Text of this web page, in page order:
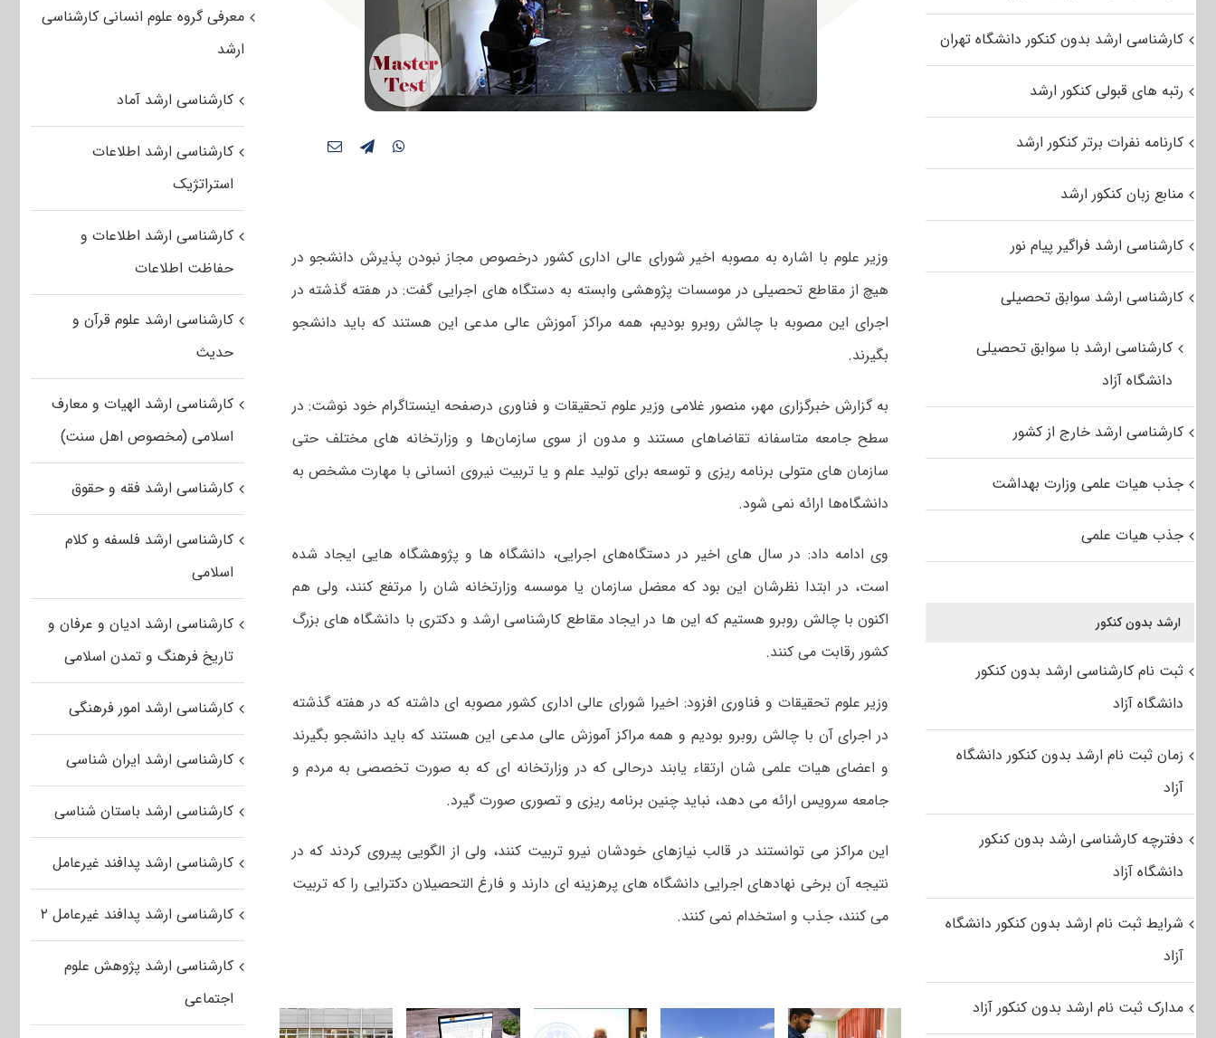
وزیر علوم با اشاره به مصوبه اخیر شورای عالی اداری کشور درخصوص مجاز نبودن پذیرش دانشجو در
هیچ از مقاطع تحصیلی در موسسات پژوهشی وابسته به دستگاه‌ های اجرایی گفت: در هفته گذشته در
اجرای این مصوبه با چالش روبرو بودیم، همه مراکز آموزش عالی مدعی این هستند که باید دانشجو
بگیرند.
به گزارش خبرگزاری مهر، منصور غلامی وزیر علوم تحقیقات و فناوری درصفحه اینستاگرام خود نوشت: در
سطح جامعه متاسفانه تقاضاهای مستند و مدون از سوی سازمان‌ها و وزارتخانه های مختلف حتی
سازمان های متولی برنامه ریزی و توسعه برای تولید علم و یا تربیت نیروی انسانی با مهارت مشخص به
دانشگاه‌ها ارائه نمی شود.
وی ادامه داد: در سال های اخیر در دستگاه‌های اجرایی، دانشگاه ها و پژوهشگاه هایی ایجاد شده
است، در ابتدا نظرشان این بود که معضل سازمان یا موسسه وزارتخانه شان را مرتفع کنند، ولی هم
اکنون با چالش روبرو هستیم که این ها در ایجاد مقاطع کارشناسی ارشد و دکتری با دانشگاه های بزرگ
کشور رقابت می کنند.
وزیر علوم تحقیقات و فناوری افزود: اخیرا شورای عالی اداری کشور مصوبه ای داشته که در هفته گذشته
در اجرای آن با چالش روبرو بودیم و همه مراکز آموزش عالی مدعی این هستند که باید دانشجو بگیرند
و اعضای هیات علمی شان ارتقاء یابند درحالی که در وزارتخانه ای که به صورت تخصصی به مردم و
جامعه سرویس ارائه می دهد، نباید چنین برنامه ریزی و تصوری صورت گیرد.
این مراکز می توانستند در قالب نیازهای خودشان نیرو تربیت کنند، ولی از الگویی پیروی کردند که در
نتیجه آن برخی نهادهای اجرایی دانشگاه های پرهزینه ای دارند و فارغ التحصیلان دکترایی را که تربیت
می کنند، جذب و استخدام نمی کنند.
معرفی گروه علوم انسانی کارشناسی
ارشد
کارشناسی ارشد آماد
کارشناسی ارشد اطلاعات
استراتژیک
کارشناسی ارشد اطلاعات و
حفاظت اطلاعات
کارشناسی ارشد علوم قرآن و
حدیث
کارشناسی ارشد الهیات و معارف
اسلامی (مخصوص اهل سنت)
کارشناسی ارشد فقه و حقوق
کارشناسی ارشد فلسفه و کلام
اسلامی
کارشناسی ارشد ادیان و عرفان و
تاریخ فرهنگ و تمدن اسلامی
کارشناسی ارشد امور فرهنگی
کارشناسی ارشد ایران شناسی
کارشناسی ارشد باستان شناسی
کارشناسی ارشد پدافند غیرعامل
کارشناسی ارشد پدافند غیرعامل ۲
کارشناسی ارشد پژوهش علوم
اجتماعی
کارشناسی ارشد بدون کنکور دانشگاه تهران
رتبه های قبولی کنکور ارشد
کارنامه نفرات برتر کنکور ارشد
منابع زبان کنکور ارشد
کارشناسی ارشد فراگیر پیام نور
کارشناسی ارشد سوابق تحصیلی
کارشناسی ارشد با سوابق تحصیلی
دانشگاه آزاد
کارشناسی ارشد خارج از کشور
جذب هیات علمی وزارت بهداشت
جذب هیات علمی
ارشد بدون کنکور
ثبت نام کارشناسی ارشد بدون کنکور
دانشگاه آزاد
زمان ثبت نام ارشد بدون کنکور دانشگاه
آزاد
دفترچه کارشناسی ارشد بدون کنکور
دانشگاه آزاد
شرایط ثبت نام ارشد بدون کنکور دانشگاه
آزاد
مدارک ثبت نام ارشد بدون کنکور آزاد